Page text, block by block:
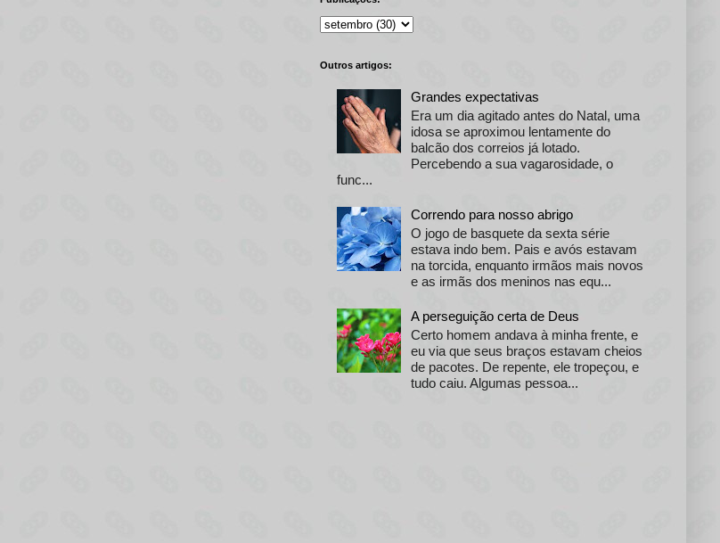
Outros artigos:
Grandes expectativas
Era um dia agitado antes do Natal, uma
idosa se aproximou lentamente do
balcão dos correios já lotado.
Percebendo a sua vagarosidade, o
func...
Correndo para nosso abrigo
O jogo de basquete da sexta série
estava indo bem. Pais e avós estavam
na torcida, enquanto irmãos mais novos
e as irmãs dos meninos nas equ...
A perseguição certa de Deus
Certo homem andava à minha frente, e
eu via que seus braços estavam cheios
de pacotes. De repente, ele tropeçou, e
tudo caiu. Algumas pessoa...